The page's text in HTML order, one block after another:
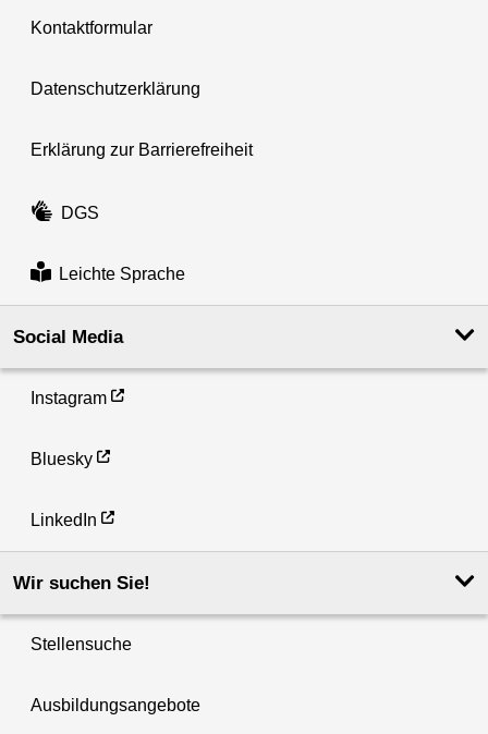
Kontaktformular
Datenschutzerklärung
Erklärung zur Barrierefreiheit
DGS
Leichte Sprache
Social Media
Instagram
Bluesky
LinkedIn
Wir suchen Sie!
Stellensuche
Ausbildungsangebote